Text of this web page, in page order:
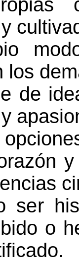
los
de
ser
o